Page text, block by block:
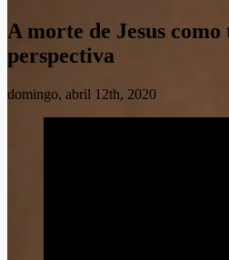
A morte de Jesus como
perspectiva
domingo, abril 12th, 2020